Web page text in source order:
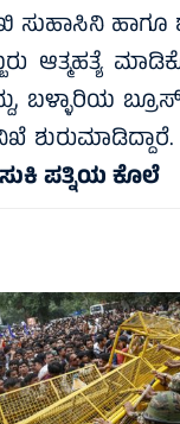
ಹಾಗೂ
ಆತ್ಮಹತ್ಯೆ
ಬಳ್ಳಾರಿಯ
ಶುರುಮಾಡಿದ್ದಾರೆ.
ಪತ್ನಿಯ ಕೊಲೆ